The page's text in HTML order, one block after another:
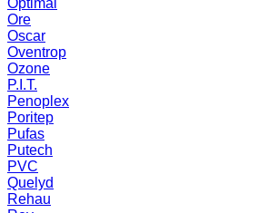
Optimal
Ore
Oscar
Oventrop
Ozone
P.I.T.
Penoplex
Poritep
Pufas
Putech
PVC
Quelyd
Rehau